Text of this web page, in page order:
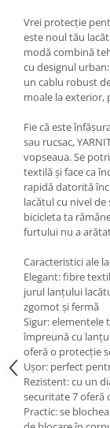
Vrei protecție
este noul tău
modă combină
cu designul
un cablu robust
moale la exterior,
Fie că este
sau rucsac,
vopseaua. Se
textilă și face ca
rapidă datorită
lacătul cu nivel de
bicicleta ta
furtului nu a
Caracteristici ale
Elegant: fibre
jurul lanțului
zgomot și fermă
Sigur: elementele
împreună cu
oferă o protecție
Ușor: perfect
Rezistent: cu un
securitate 7 oferă
Practic: se